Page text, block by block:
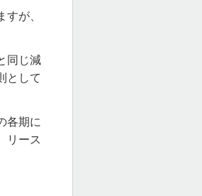
が、
同じ減
として
各期に
リース